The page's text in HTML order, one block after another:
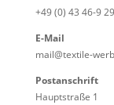
+49 (0) 43 46-9
E-Mail
mail@textile-
Postanschrift
Hauptstraße 1